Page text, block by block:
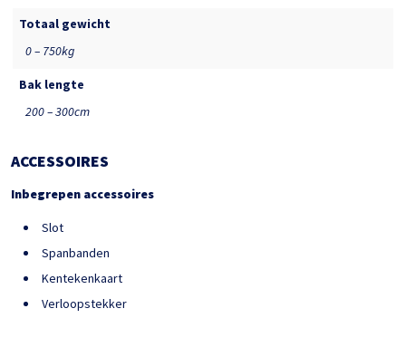
Totaal gewicht
0 – 750kg
Bak lengte
200 – 300cm
ACCESSOIRES
Inbegrepen accessoires
Slot
Spanbanden
Kentekenkaart
Verloopstekker